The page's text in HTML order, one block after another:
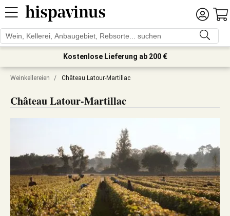
Kostenlose Lieferung ab 200 €
Weinkellereien / Château Latour-Martillac
Château Latour-Martillac